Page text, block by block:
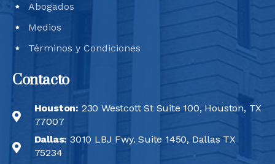
Abogados
Medios
Términos y Condiciones
Contacto
Houston: 230 Westcott St Suite 100, Houston, TX
77007
Dallas: 3010 LBJ Fwy. Suite 1450, Dallas TX
75234